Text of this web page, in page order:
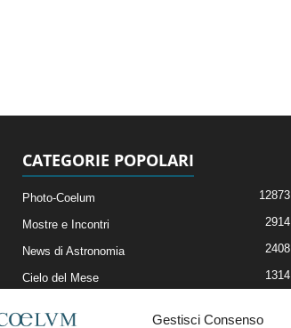
Gestisci Consenso
CATEGORIE POPOLARI
Photo-Coelum 12873
Mostre e Incontri 2914
News di Astronomia 2408
Cielo del Mese 1314